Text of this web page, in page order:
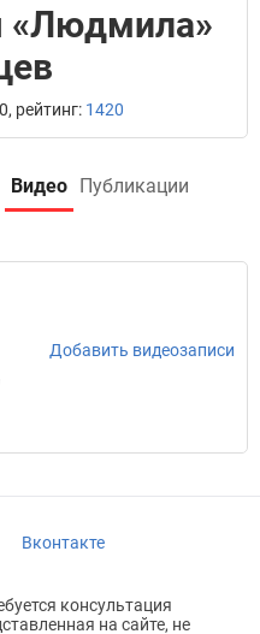
«Людмила»
рейтинг: 1420
Видео Публикации
Добавить видеозаписи
Вконтакте
консультация
на сайте, не